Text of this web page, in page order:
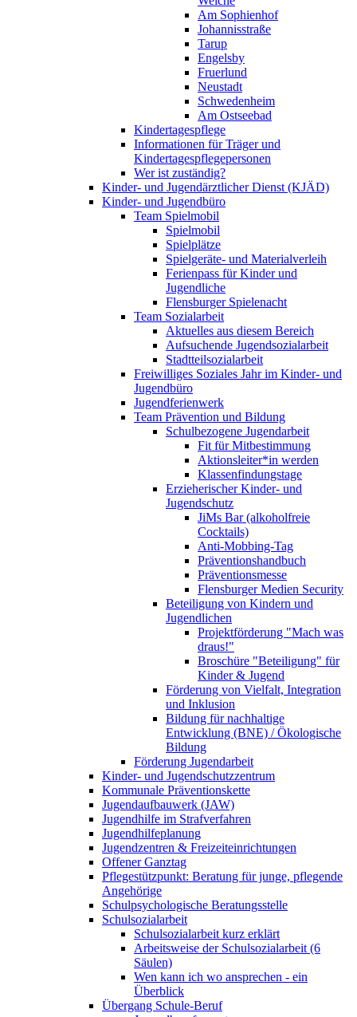
Am Sophienhof
Johannisstraße
Tarup
Engelsby
Fruerlund
Neustadt
Schwedenheim
Am Ostseebad
Kindertagespflege
Informationen für Träger und
Kindertagespflegepersonen
Wer ist zuständig?
Kinder- und Jugendärztlicher Dienst (KJÄD)
Kinder- und Jugendbüro
Team Spielmobil
Spielmobil
Spielplätze
Spielgeräte- und Materialverleih
Ferienpass für Kinder und
Jugendliche
Flensburger Spielenacht
Team Sozialarbeit
Aktuelles aus diesem Bereich
Aufsuchende Jugendsozialarbeit
Stadtteilsozialarbeit
Freiwilliges Soziales Jahr im Kinder- und
Jugendbüro
Jugendferienwerk
Team Prävention und Bildung
Schulbezogene Jugendarbeit
Fit für Mitbestimmung
Aktionsleiter*in werden
Klassenfindungstage
Erzieherischer Kinder- und
Jugendschutz
JiMs Bar (alkoholfreie
Cocktails)
Anti-Mobbing-Tag
Präventionshandbuch
Präventionsmesse
Flensburger Medien Security
Beteiligung von Kindern und
Jugendlichen
Projektförderung "Mach was
draus!"
Broschüre "Beteiligung" für
Kinder & Jugend
Förderung von Vielfalt, Integration
und Inklusion
Bildung für nachhaltige
Entwicklung (BNE) / Ökologische
Bildung
Förderung Jugendarbeit
Kinder- und Jugendschutzzentrum
Kommunale Präventionskette
Jugendaufbauwerk (JAW)
Jugendhilfe im Strafverfahren
Jugendhilfeplanung
Jugendzentren & Freizeiteinrichtungen
Offener Ganztag
Pflegestützpunkt: Beratung für junge, pflegende
Angehörige
Schulpsychologische Beratungsstelle
Schulsozialarbeit
Schulsozialarbeit kurz erklärt
Arbeitsweise der Schulsozialarbeit (6
Säulen)
Wen kann ich wo ansprechen - ein
Überblick
Übergang Schule-Beruf